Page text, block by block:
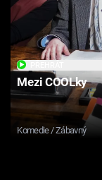
Mezi COOLky
Komedie / Zábavný